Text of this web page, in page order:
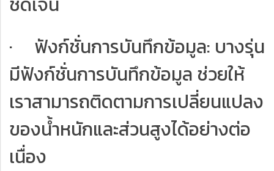
· ฟังก์ชั่นการบันทึกข้อมูล: บางรุ่น
มีฟังก์ชั่นการบันทึกข้อมูล ช่วยให้
เราสามารถติดตามการเปลี่ยนแปลง
ของน้ำหนักและส่วนสูงได้อย่างต่อ
เนื่อง